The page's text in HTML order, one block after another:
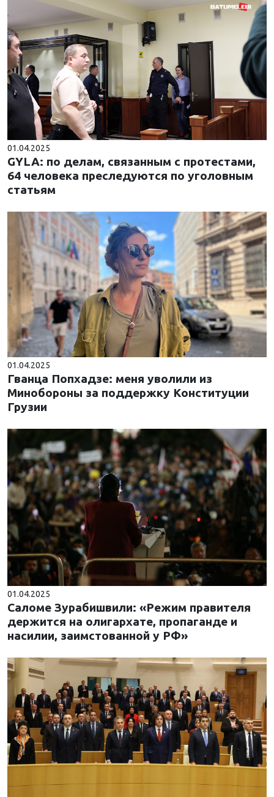
01.04.2025
GYLA: по делам, связанным с протестами,
64 человека преследуются по уголовным
статьям
01.04.2025
Гванца Попхадзе: меня уволили из
Минобороны за поддержку Конституции
Грузии
01.04.2025
Саломе Зурабишвили: «Режим правителя
держится на олигархате, пропаганде и
насилии, заимстованной у РФ»